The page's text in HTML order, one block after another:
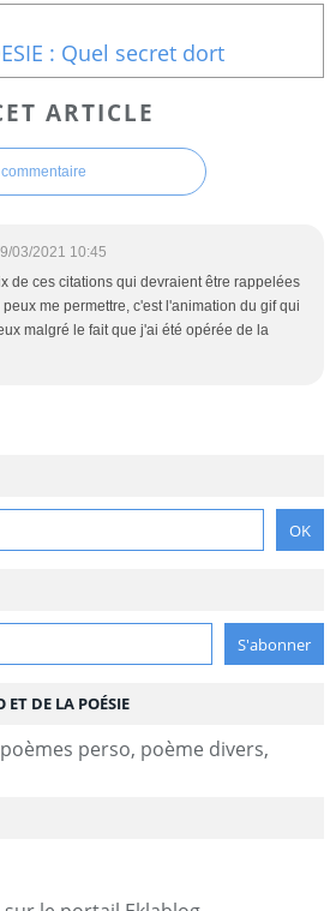
: Quel secret dort
ARTICLE
03/2021 10:45
de ces citations qui devraient être rappelées
me permettre, c'est l'animation du gif qui
malgré le fait que j'ai été opérée de la
DE LA POÉSIE
perso, poème divers,